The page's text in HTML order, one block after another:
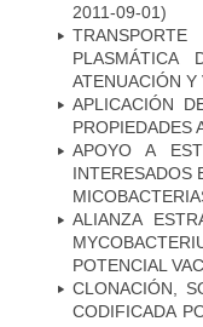
2011-09-01)
PLASMÁTICA
ATENUACIÓN Y
APLICACIÓN
PROPIEDADES
APOYO A
INTERESADOS
ALIANZA
POTENCIAL
CLONACIÓN,
CODIFICADA